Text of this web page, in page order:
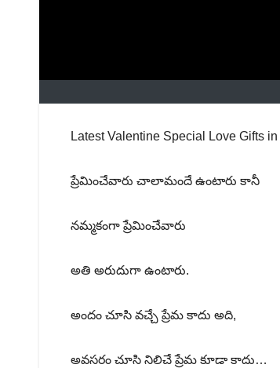
Latest Valentine Special Love
ప్రేమించేవారు చాలామందే ఉంటారు కానీ
నమ్మకంగా ప్రేమించేవారు
అతి అరుదుగా ఉంటారు.
అందం చూసి వచ్చే ప్రేమ కాదు అది,
అవసరం చూసి నిలిచే ప్రేమ కూడా కాదు…